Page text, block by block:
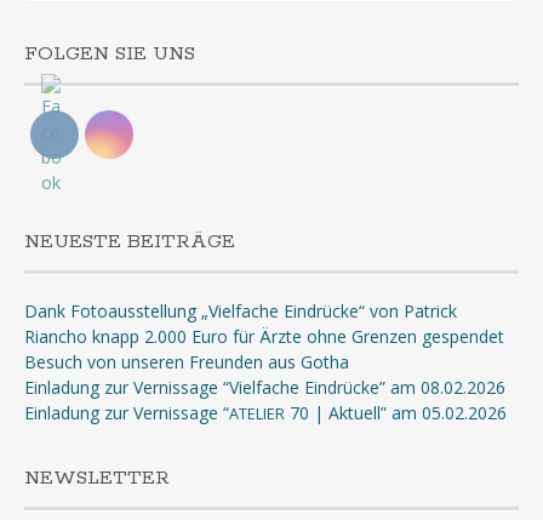
FOLGEN SIE UNS
NEUESTE BEITRÄGE
Dank Fotoausstellung „Vielfache Eindrücke“ von Patrick
Riancho knapp 2.000 Euro für Ärzte ohne Grenzen gespendet
Besuch von unseren Freunden aus Gotha
Einladung zur Vernissage “Vielfache Eindrücke” am 08.02.2026
Einladung zur Vernissage “ATELIER 70 | Aktuell” am 05.02.2026
NEWSLETTER